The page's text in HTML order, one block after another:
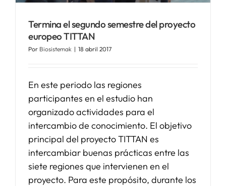
Termina el segundo semestre del proyecto
europeo TITTAN
Por Biosistemak | 18 abril 2017
En este periodo las regiones
participantes en el estudio han
organizado actividades para el
intercambio de conocimiento. El objetivo
principal del proyecto TITTAN es
intercambiar buenas prácticas entre las
siete regiones que intervienen en el
proyecto. Para este propósito, durante los